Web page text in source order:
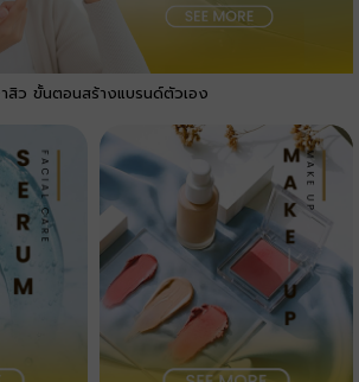
สิว ขั้นตอนสร้างแบรนด์ตัวเอง